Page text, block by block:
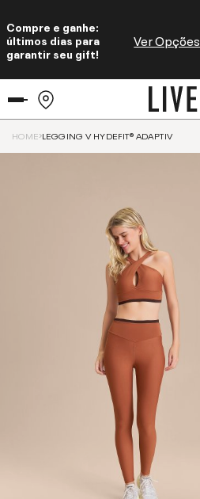
Compre e ganhe:
últimos dias para
garantir seu gift!
Ver Opções
HOME LEGGING V HYDEFIT® ADAPTIV